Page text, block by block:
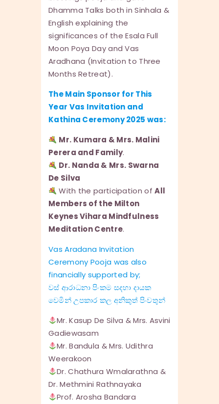
Dhamma Talks both in Sinhala &
English explaining the
significances of the Esala Full
Moon Poya Day and Vas
Aradhana (Invitation to Three
Months Retreat).
The Main Sponsor for This
Year Vas Invitation and
Kathina Ceremony 2025 was:
Mr. Kumara & Mrs. Malini
Perera and Family.
Dr. Nanda & Mrs. Swarna
De Silva
With the participation ofAll
Members of the Milton
Keynes Vihara Mindfulness
Meditation Centre.
Vas Aradana Invitation
Ceremony Pooja was also
financially supported by;
වස් ආරාධනා පිංකම සදහා දායක
වෙමින් උපකාර කල අනිකුත් පිංවතුන්
Mr. Kasup De Silva & Mrs. Asvini
Gadiewasam
Mr. Bandula & Mrs. Udithra
Weerakoon
Dr. Chathura Wmalarathna &
Dr. Methmini Rathnayaka
Prof. Arosha Bandara